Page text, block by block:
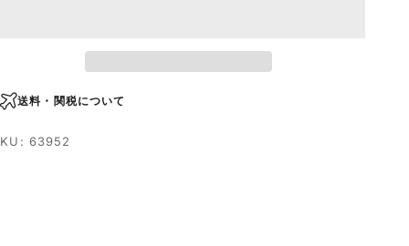
送料・関税について
63952